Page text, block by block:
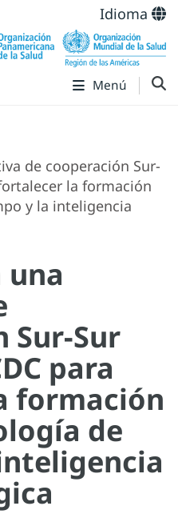
Idioma
Menú
de cooperación Sur-
la formación
y la inteligencia
una
Sur-Sur
para
formación
de